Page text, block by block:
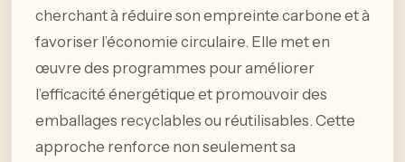
cherchant à réduire son empreinte carbone et à
favoriser l’économie circulaire. Elle met en
œuvre des programmes pour améliorer
l’efficacité énergétique et promouvoir des
emballages recyclables ou réutilisables. Cette
approche renforce non seulement sa